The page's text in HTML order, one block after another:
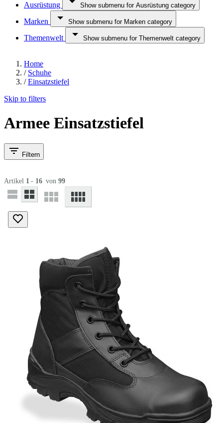
Ausrüstung Show submenu for Ausrüstung category
Marken Show submenu for Marken category
Themenwelt Show submenu for Themenwelt category
Home
/ Schuhe
/ Einsatzstiefel
Skip to filters
Armee Einsatzstiefel
Filtern
Artikel 1 - 16 von 99